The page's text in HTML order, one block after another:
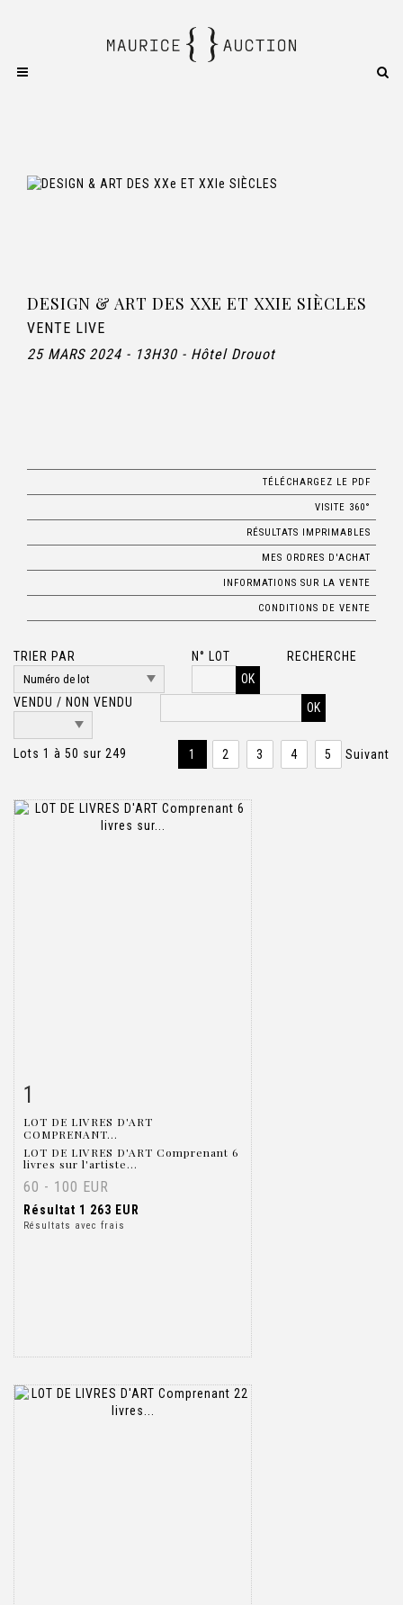
DESIGN & ART DES XXE ET XXIE SIÈCLES
VENTE LIVE
25 MARS 2024 - 13H30 - Hôtel Drouot
TÉLÉCHARGEZ LE PDF
VISITE 360°
RÉSULTATS IMPRIMABLES
MES ORDRES D'ACHAT
INFORMATIONS SUR LA VENTE
CONDITIONS DE VENTE
TRIER PAR
N° LOT
OK
VENDU / NON VENDU
RECHERCHE
Lots 1 à 50 sur 249 1 2 3 4 5 Suivant
1
LOT DE LIVRES D'ART
COMPRENANT...
LOT DE LIVRES D'ART Comprenant 6
livres sur l'artiste...
60 - 100 EUR
Résultat 1 263 EUR
Résultats avec frais